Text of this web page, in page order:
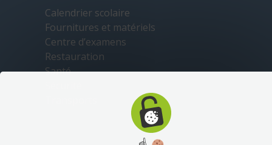
Calendrier scolaire
Fournitures et matériels
Centre d’examens
Restauration
Santé